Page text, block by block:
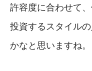
許容度に合わせて
投資するスタイル
かなと思いますね。